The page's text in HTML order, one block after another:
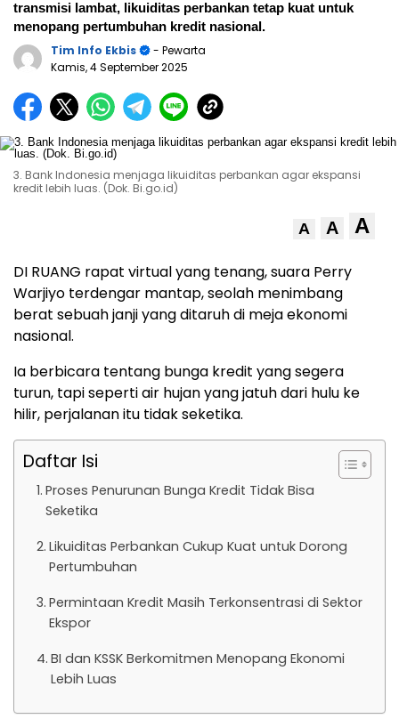
transmisi lambat, likuiditas perbankan tetap kuat untuk
menopang pertumbuhan kredit nasional.
Tim Info Ekbis
- Pewarta
Kamis, 4 September 2025
3. Bank Indonesia menjaga likuiditas perbankan agar ekspansi
kredit lebih luas. (Dok. Bi.go.id)
A A A
DI RUANG rapat virtual yang tenang, suara Perry
Warjiyo terdengar mantap, seolah menimbang
berat sebuah janji yang ditaruh di meja ekonomi
nasional.
Ia berbicara tentang bunga kredit yang segera
turun, tapi seperti air hujan yang jatuh dari hulu ke
hilir, perjalanan itu tidak seketika.
Daftar Isi
Proses Penurunan Bunga Kredit Tidak Bisa
Seketika
Likuiditas Perbankan Cukup Kuat untuk Dorong
Pertumbuhan
Permintaan Kredit Masih Terkonsentrasi di Sektor
Ekspor
BI dan KSSK Berkomitmen Menopang Ekonomi
Lebih Luas